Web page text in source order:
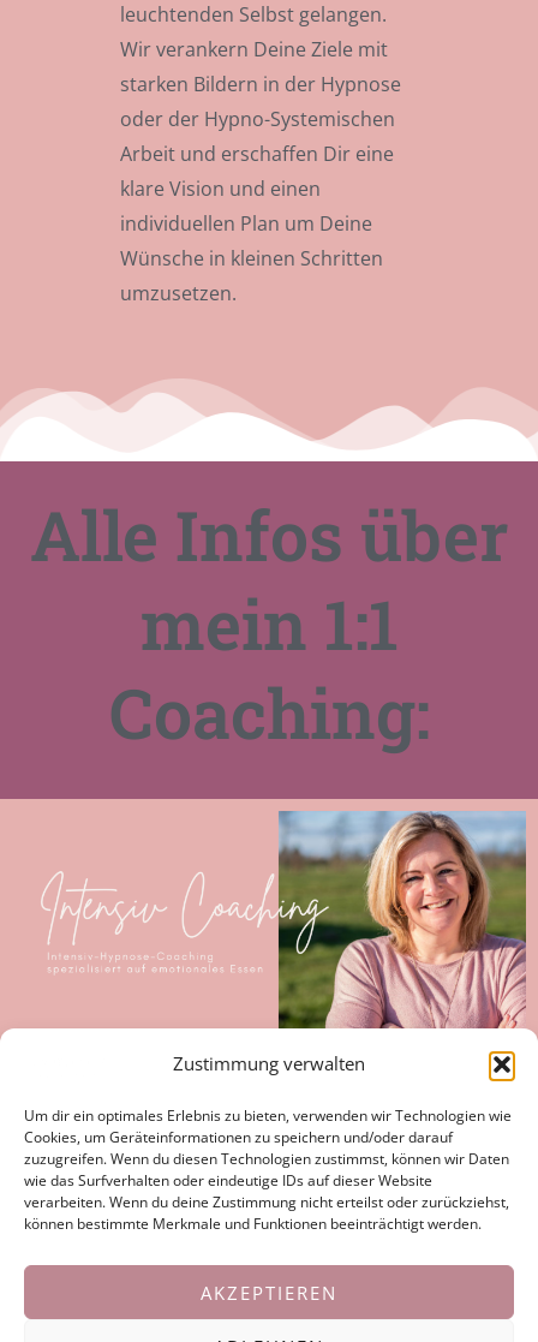
Zustimmung verwalten
Um dir ein optimales Erlebnis zu bieten, verwenden wir Technologien wie
Cookies, um Geräteinformationen zu speichern und/oder darauf
zuzugreifen. Wenn du diesen Technologien zustimmst, können wir Daten
wie das Surfverhalten oder eindeutige IDs auf dieser Website
verarbeiten. Wenn du deine Zustimmung nicht erteilst oder zurückziehst,
können bestimmte Merkmale und Funktionen beeinträchtigt werden.
AKZEPTIEREN
leuchtenden Selbst gelangen.
Wir verankern Deine Ziele mit
starken Bildern in der Hypnose
oder der Hypno-Systemischen
Arbeit und erschaffen Dir eine
klare Vision und einen
individuellen Plan um Deine
Wünsche in kleinen Schritten
umzusetzen.
Alle Infos über
mein 1:1
Coaching:
Intensives 1:1 Hypnose Coaching
Intensives Hypnose-gestütztes Coachingprogramm
und sich wirklich transformieren wollen.
Begrenzte Plätze verfügbar!